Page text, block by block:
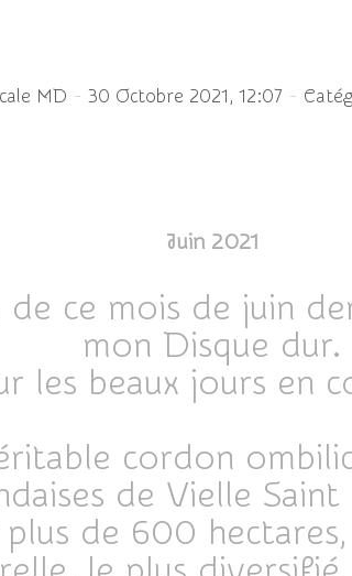
MD - 30 Octobre 2021, 12:07 -
Juin 2021
ce mois de juin
mon Disque dur.
les beaux jours en
cordon
de Vielle Saint
de 600